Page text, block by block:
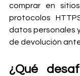
comprar en
protocolos
datos personales
de devolución
¿Qué